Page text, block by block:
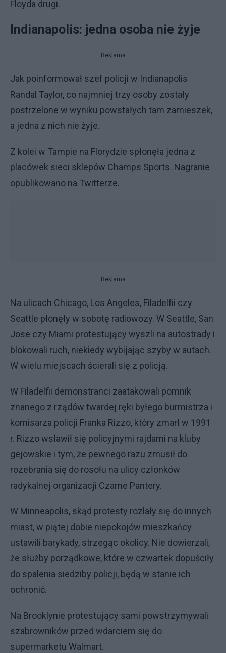
Floyda drugi.
Indianapolis: jedna osoba nie żyje
Reklama
Jak poinformował szef policji w Indianapolis
Randal Taylor, co najmniej trzy osoby zostały
postrzelone w wyniku powstałych tam zamieszek,
a jedna z nich nie żyje.
Z kolei w Tampie na Florydzie spłonęła jedna z
placówek sieci sklepów Champs Sports. Nagranie
opublikowano na Twitterze.
Reklama
Na ulicach Chicago, Los Angeles, Filadelfii czy
Seattle płonęły w sobotę radiowozy. W Seattle, San
Jose czy Miami protestujący wyszli na autostrady i
blokowali ruch, niekiedy wybijając szyby w autach.
W wielu miejscach ścierali się z policją.
W Filadelfii demonstranci zaatakowali pomnik
znanego z rządów twardej ręki byłego burmistrza i
komisarza policji Franka Rizzo, który zmarł w 1991
r. Rizzo wsławił się policyjnymi rajdami na kluby
gejowskie i tym, że pewnego razu zmusił do
rozebrania się do rosołu na ulicy członków
radykalnej organizacji Czarne Pantery.
W Minneapolis, skąd protesty rozlały się do innych
miast, w piątej dobie niepokojów mieszkańcy
ustawili barykady, strzegąc okolicy. Nie dowierzali,
że służby porządkowe, które w czwartek dopuściły
do spalenia siedziby policji, będą w stanie ich
ochronić.
Na Brooklynie protestujący sami powstrzymywali
szabrowników przed wdarciem się do
supermarketu Walmart.